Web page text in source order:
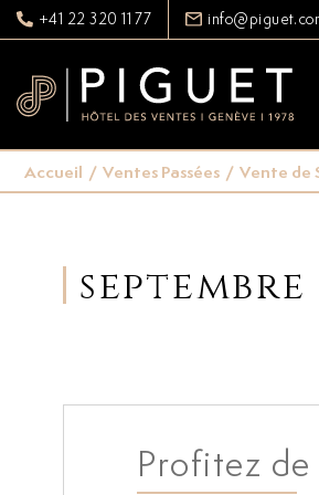
+41 22 320 11 77
Accueil / Ventes Passées / Vente de
Profitez de